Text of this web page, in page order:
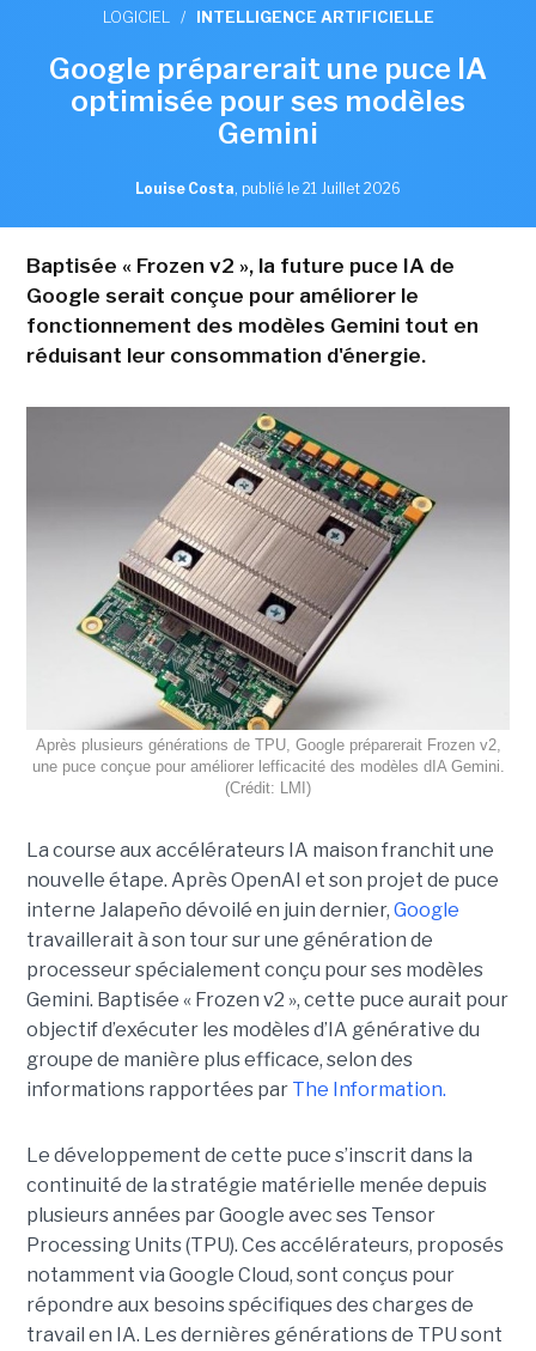
LOGICIEL / INTELLIGENCE ARTIFICIELLE
Google préparerait une puce IA
optimisée pour ses modèles
Gemini
Louise Costa, publié le 21 Juillet 2026
Baptisée « Frozen v2 », la future puce IA de
Google serait conçue pour améliorer le
fonctionnement des modèles Gemini tout en
réduisant leur consommation d'énergie.
Après plusieurs générations de TPU, Google préparerait Frozen v2,
une puce conçue pour améliorer lefficacité des modèles dIA Gemini.
(Crédit: LMI)
La course aux accélérateurs IA maison franchit une
nouvelle étape. Après OpenAI et son projet de puce
interne Jalapeño dévoilé en juin dernier, Google
travaillerait à son tour sur une génération de
processeur spécialement conçu pour ses modèles
Gemini. Baptisée « Frozen v2 », cette puce aurait pour
objectif d’exécuter les modèles d’IA générative du
groupe de manière plus efficace, selon des
informations rapportées par The Information.
Le développement de cette puce s’inscrit dans la
continuité de la stratégie matérielle menée depuis
plusieurs années par Google avec ses Tensor
Processing Units (TPU). Ces accélérateurs, proposés
notamment via Google Cloud, sont conçus pour
répondre aux besoins spécifiques des charges de
travail en IA. Les dernières générations de TPU sont